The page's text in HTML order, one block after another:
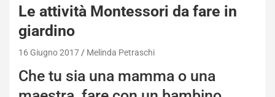
Le attività Montessori da fare in
giardino
16 Giugno 2017 Melinda Petraschi
Che tu sia una mamma o una